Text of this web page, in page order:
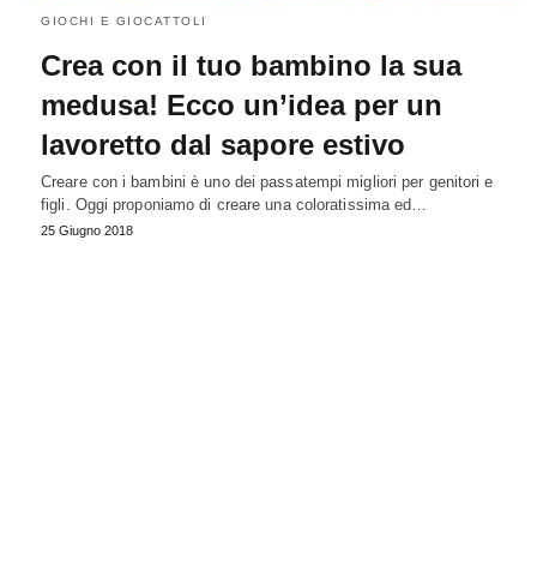
GIOCHI E GIOCATTOLI
Crea con il tuo bambino la sua
medusa! Ecco un’idea per un
lavoretto dal sapore estivo
Creare con i bambini è uno dei passatempi migliori per genitori e
figli. Oggi proponiamo di creare una coloratissima ed…
25 Giugno 2018